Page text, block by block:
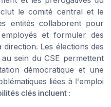
le comité central et le
entités collaborent pour
et formuler des
Les élections des
sein du CSE permettent
démocratique et une
liées à l'emploi
clés incluent :